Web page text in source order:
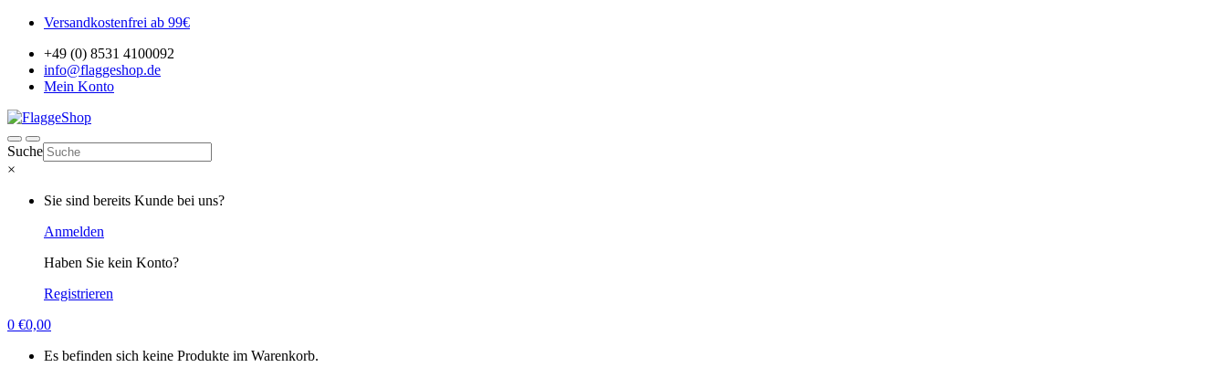
Versandkostenfrei ab 99€
+49 (0) 8531 4100092
info@flaggeshop.de
Mein Konto
Suche
×
Sie sind bereits Kunde bei uns?
Anmelden
Haben Sie kein Konto?
Registrieren
0 €0,00
Es befinden sich keine Produkte im Warenkorb.